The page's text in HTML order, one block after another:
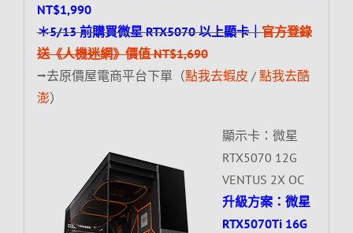
NT$1,990
＊5/13 前購買微星 RTX5070 以上顯卡｜官方登錄
送《人機迷網》價值 NT$1,690
⭢去原價屋電商平台下單（點我去蝦皮 / 點我去酷
澎）
顯示卡：微星
RTX5070 12G
VENTUS 2X OC
升級方案：微星
RTX5070Ti 16G